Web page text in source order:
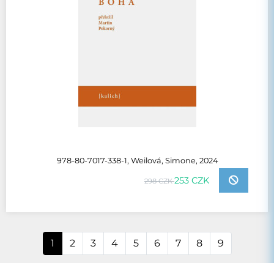
978-80-7017-338-1, Weilová, Simone, 2024
298 CZK253 CZK
1 2 3 4 5 6 7 8 9